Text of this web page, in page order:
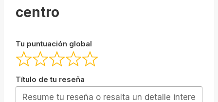
centro
Tu puntuación global
Título de tu reseña